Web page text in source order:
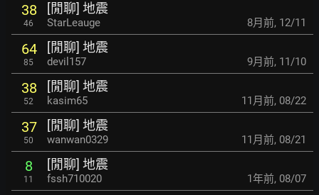
38
46
[閒聊] 地震
StarLeauge 8月前, 12/11
64
85
[閒聊] 地震
devil157 9月前, 11/10
38
52
[閒聊] 地震
kasim65 11月前, 08/22
37
50
[閒聊] 地震
wanwan0329 11月前, 08/21
8
11
[閒聊] 地震
fssh710020 1年前, 08/07